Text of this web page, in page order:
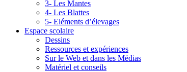
3- Les Mantes
4- Les Blattes
5- Eléments d’élevages
Espace scolaire
Dessins
Ressources et expériences
Sur le Web et dans les Médias
Matériel et conseils